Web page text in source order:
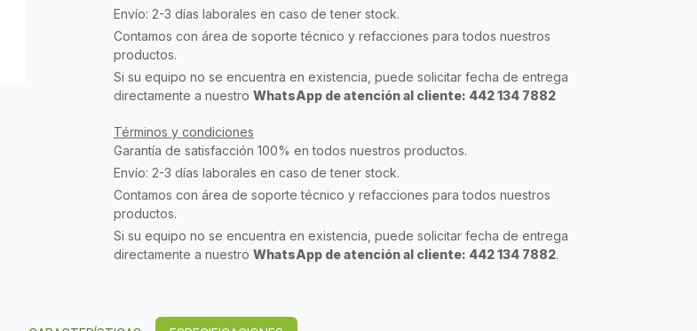
Envío: 2-3 días laborales en caso de tener stock.
Contamos con área de soporte técnico y refacciones para todos nuestros
productos.
Si su equipo no se encuentra en existencia, puede solicitar fecha de entrega
directamente a nuestro WhatsApp de atención al cliente: 442 134 7882
Términos y condiciones
Garantía de satisfacción 100% en todos nuestros productos.
Envío: 2-3 días laborales en caso de tener stock.
Contamos con área de soporte técnico y refacciones para todos nuestros
productos.
Si su equipo no se encuentra en existencia, puede solicitar fecha de entrega
directamente a nuestro WhatsApp de atención al cliente: 442 134 7882.